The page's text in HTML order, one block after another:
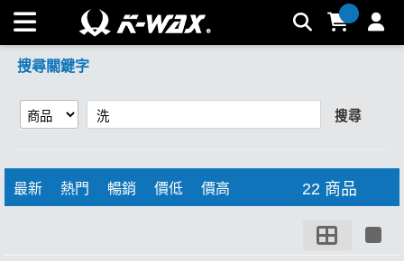
【洗】搜尋結果 | K-WAX台灣汽車美容材料
搜尋關鍵字
搜尋
最新 熱門 暢銷 價低 價高 22 商品